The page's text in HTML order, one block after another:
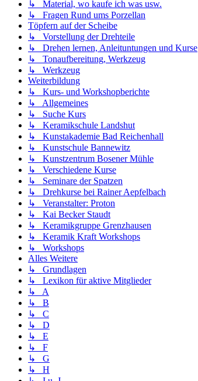
↳ Material, wo kaufe ich was usw.
↳ Fragen Rund ums Porzellan
Töpfern auf der Scheibe
↳ Vorstellung der Drehteile
↳ Drehen lernen, Anleituntungen und Kurse
↳ Tonaufbereitung, Werkzeug
↳ Werkzeug
Weiterbildung
↳ Kurs- und Workshopberichte
↳ Allgemeines
↳ Suche Kurs
↳ Keramikschule Landshut
↳ Kunstakademie Bad Reichenhall
↳ Kunstschule Bannewitz
↳ Kunstzentrum Bosener Mühle
↳ Verschiedene Kurse
↳ Seminare der Spatzen
↳ Drehkurse bei Rainer Aepfelbach
↳ Veranstalter: Proton
↳ Kai Becker Staudt
↳ Keramikgruppe Grenzhausen
↳ Keramik Kraft Workshops
↳ Workshops
Alles Weitere
↳ Grundlagen
↳ Lexikon für aktive Mitglieder
↳ A
↳ B
↳ C
↳ D
↳ E
↳ F
↳ G
↳ H